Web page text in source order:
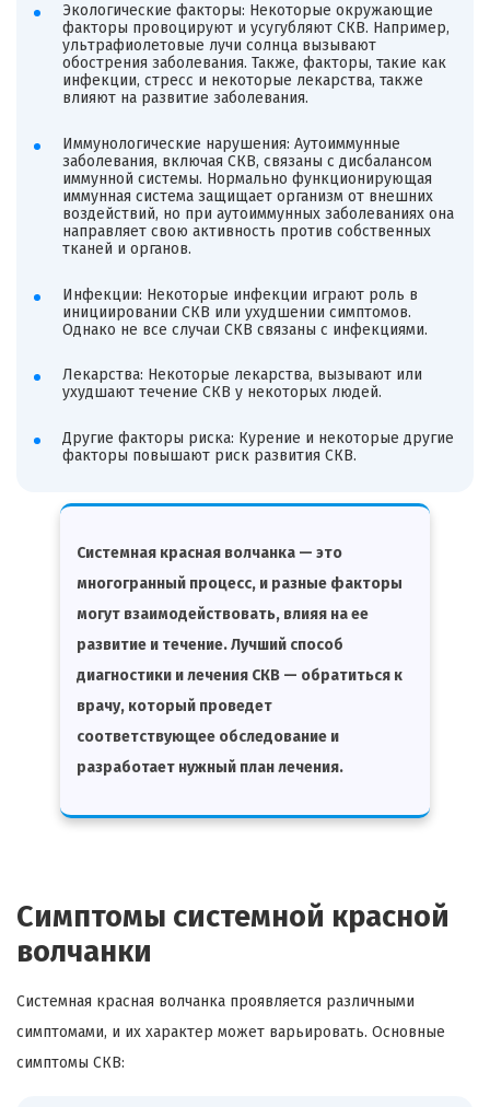
Экологические факторы: Некоторые окружающие
факторы провоцируют и усугубляют СКВ. Например,
ультрафиолетовые лучи солнца вызывают
обострения заболевания. Также, факторы, такие как
инфекции, стресс и некоторые лекарства, также
влияют на развитие заболевания.
Иммунологические нарушения: Аутоиммунные
заболевания, включая СКВ, связаны с дисбалансом
иммунной системы. Нормально функционирующая
иммунная система защищает организм от внешних
воздействий, но при аутоиммунных заболеваниях она
направляет свою активность против собственных
тканей и органов.
Инфекции: Некоторые инфекции играют роль в
инициировании СКВ или ухудшении симптомов.
Однако не все случаи СКВ связаны с инфекциями.
Лекарства: Некоторые лекарства, вызывают или
ухудшают течение СКВ у некоторых людей.
Другие факторы риска: Курение и некоторые другие
факторы повышают риск развития СКВ.
Системная красная волчанка — это
многогранный процесс, и разные факторы
могут взаимодействовать, влияя на ее
развитие и течение. Лучший способ
диагностики и лечения СКВ — обратиться к
врачу, который проведет
соответствующее обследование и
разработает нужный план лечения.
Симптомы системной красной
волчанки
Системная красная волчанка проявляется различными
симптомами, и их характер может варьировать. Основные
симптомы СКВ: